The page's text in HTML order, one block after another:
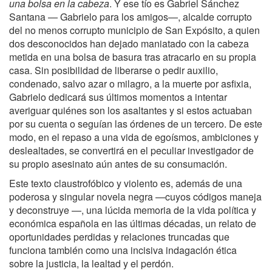
una bolsa en la cabeza. Y ese tío es Gabriel Sánchez
Santana — Gabrielo para los amigos—, alcalde corrupto
del no menos corrupto municipio de San Expósito, a quien
dos desconocidos han dejado maniatado con la cabeza
metida en una bolsa de basura tras atracarlo en su propia
casa. Sin posibilidad de liberarse o pedir auxilio,
condenado, salvo azar o milagro, a la muerte por asfixia,
Gabrielo dedicará sus últimos momentos a intentar
averiguar quiénes son los asaltantes y si estos actuaban
por su cuenta o seguían las órdenes de un tercero. De este
modo, en el repaso a una vida de egoísmos, ambiciones y
deslealtades, se convertirá en el peculiar investigador de
su propio asesinato aún antes de su consumación.
Este texto claustrofóbico y violento es, además de una
poderosa y singular novela negra —cuyos códigos maneja
y deconstruye —, una lúcida memoria de la vida política y
económica española en las últimas décadas, un relato de
oportunidades perdidas y relaciones truncadas que
funciona también como una incisiva indagación ética
sobre la justicia, la lealtad y el perdón.